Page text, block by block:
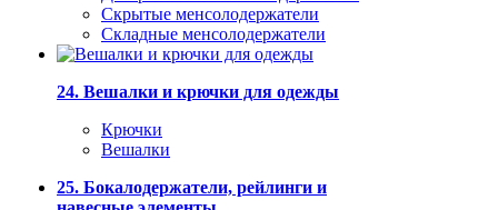
Скрытые менсолодержатели
Складные менсолодержатели
24. Вешалки и крючки для одежды
Крючки
Вешалки
25. Бокалодержатели, рейлинги и